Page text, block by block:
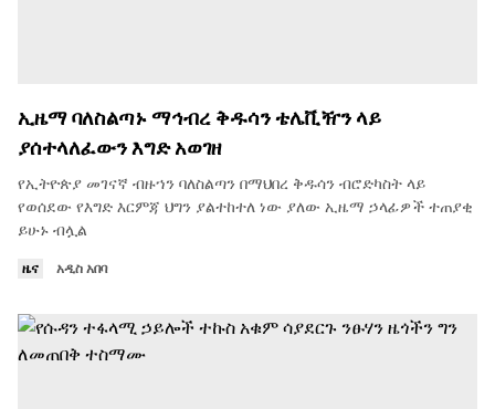
ኢዜማ ባለስልጣኑ ማኅብረ ቅዱሳን ቴሌቪዥን ላይ
ያሰተላለፈውን እግድ አወገዘ
የኢትዮጵያ መገናኛ ብዙኀን ባለስልጣን በማህበረ ቅዱሳን ብሮድካስት ላይ
የወሰደው የእግድ እርምጃ ህግን ያልተከተለ ነው ያለው ኢዜማ ኃላፊዎች ተጠያቂ
ይሁኑ ብሏል
ዜና አዲስ አበባ